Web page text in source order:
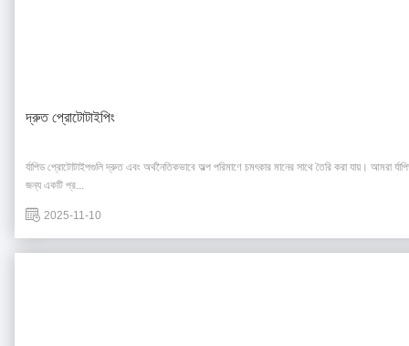
দ্রুত প্রোটোটাইপিং
র্যাপিড প্রোটোটাইপগুলি দ্রুত এবং অর্থনৈতিকভাবে অল্প পরিমাণে চমৎকার মানের সাথে তৈরি করা যায়। আমরা
জন্য একটি প্র...
2025-11-10